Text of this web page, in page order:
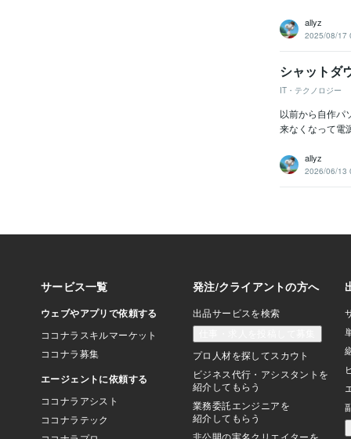
allyz
2025/08/17
シャットダ
IT・テクノロジー
以前から自作パ
来なくなって電
allyz
2026/06/13